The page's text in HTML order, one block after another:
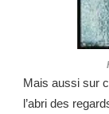
Mais aussi sur
l’abri des